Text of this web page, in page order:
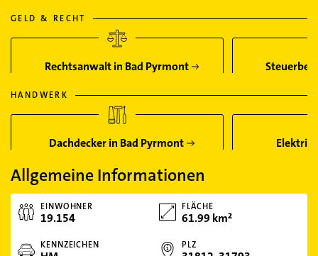
GELD & RECHT
Rechtsanwalt in Bad Pyrmont
HANDWERK
Dachdecker in Bad Pyrmont
Allgemeine Informationen
EINWOHNER
19.154
FLÄCHE
61.99 km²
KENNZEICHEN PLZ